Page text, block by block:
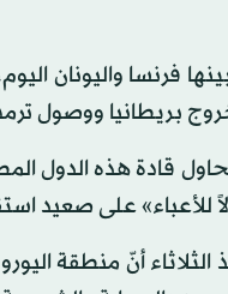
من بينها فرنسا
بريطانيا ووصول
قادة هذه الدول
للأعباء» على صعيد
أنّ منطقة